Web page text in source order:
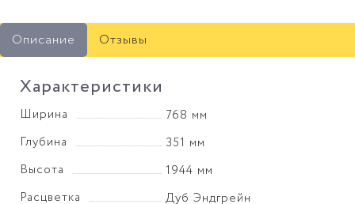
Описание Отзывы
Характеристики
Ширина
768 мм
Глубина
351 мм
Высота
1944 мм
Расцветка
Дуб Эндгрейн